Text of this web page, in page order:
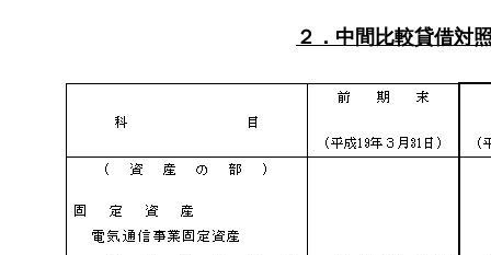
２．中間比較貸借対